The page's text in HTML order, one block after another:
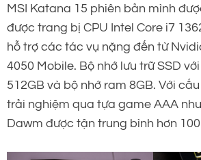
MSI Katana 15 phiên bản mình
được trang bị CPU Intel Core i7
hỗ trợ các tác vụ nặng đến từ
4050 Mobile. Bộ nhớ lưu trữ SSD
512GB và bộ nhớ ram 8GB. Với
trải nghiệm qua tựa game AAA
Dawm được tận trung bình hơn